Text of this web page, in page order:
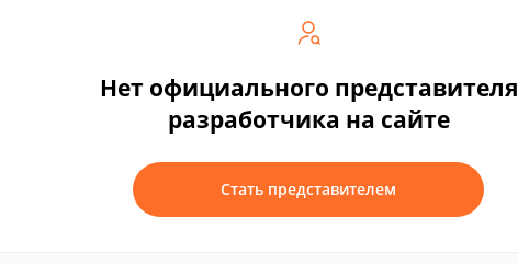
Нет официального представителя
разработчика на сайте
Стать представителем